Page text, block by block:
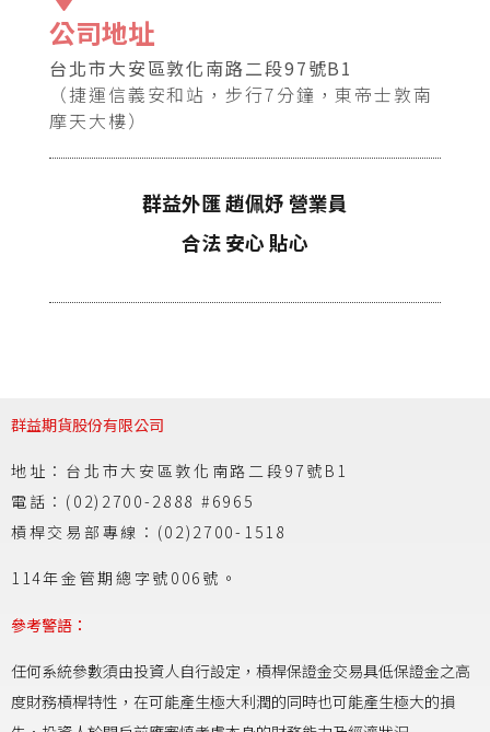
公司地址
台北市大安區敦化南路二段97號B1
（捷運信義安和站，步行7分鐘，東帝士敦南
摩天大樓）
群益外匯 趙佩妤 營業員
合法 安心 貼心
群益期貨股份有限公司
地址：台北市大安區敦化南路二段97號B1
電話：(02)2700-2888 #6965
槓桿交易部專線：(02)2700-1518
114年金管期總字號006號。
參考警語：
任何系統參數須由投資人自行設定，槓桿保證金交易具低保證金之高
度財務槓桿特性，在可能產生極大利潤的同時也可能產生極大的損